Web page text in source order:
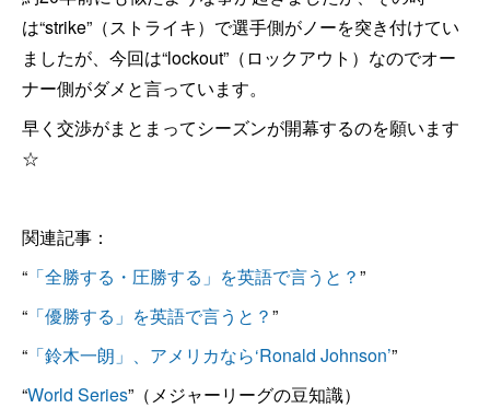
は“strike”（ストライキ）で選手側がノーを突き付けてい
ましたが、今回は“lockout”（ロックアウト）なのでオー
ナー側がダメと言っています。
早く交渉がまとまってシーズンが開幕するのを願います
☆
関連記事：
“ 「全勝する・圧勝する」を英語で言うと？”
“ 「優勝する」を英語で言うと？”
“ 「鈴木一朗」、アメリカなら‘Ronald Johnson’”
“World Series”（メジャーリーグの豆知識）